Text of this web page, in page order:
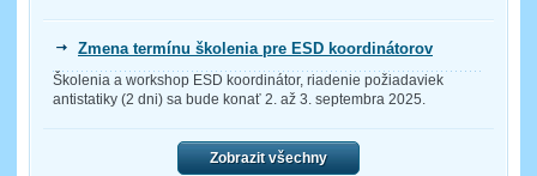
Zmena termínu školenia pre ESD koordinátorov
Školenia a workshop ESD koordinátor, riadenie požiadaviek
antistatiky (2 dni) sa bude konať 2. až 3. septembra 2025.
Zobrazit všechny